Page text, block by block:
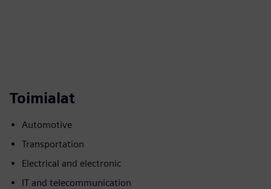
Toimialat
Automotive
Transportation
Electrical and electronic
IT and telecommunication